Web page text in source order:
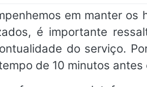
em manter
é importante
do serviço.
de 10 minutos